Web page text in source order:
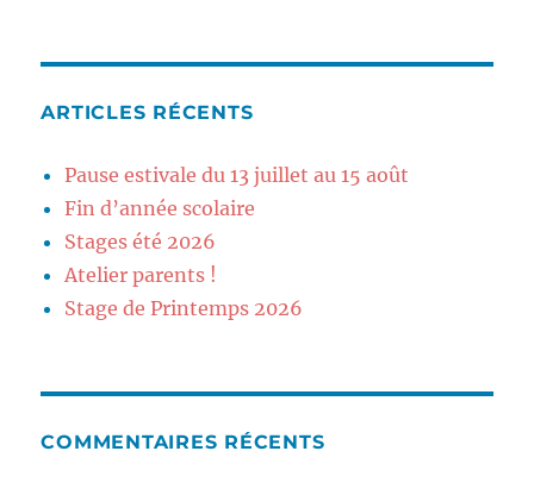
ARTICLES RÉCENTS
Pause estivale du 13 juillet au 15 août
Fin d’année scolaire
Stages été 2026
Atelier parents !
Stage de Printemps 2026
COMMENTAIRES RÉCENTS